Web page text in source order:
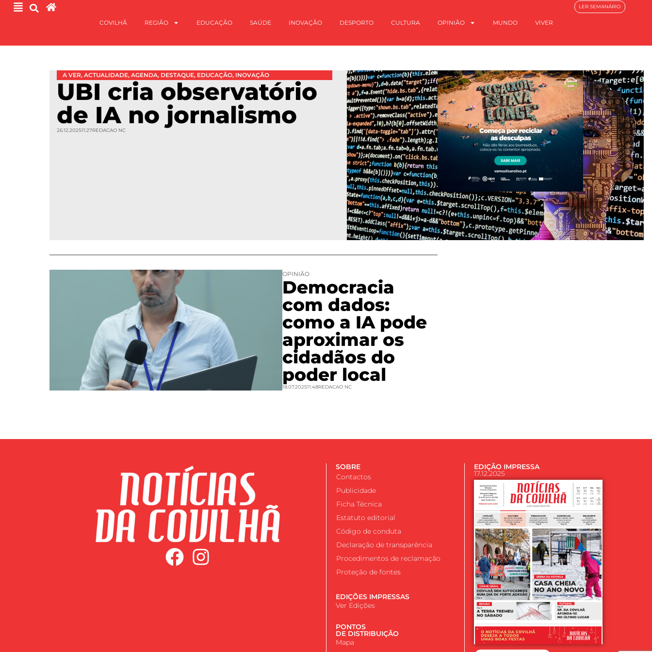
COVILHÃ REGIÃO EDUCAÇÃO SAÚDE INOVAÇÃO DESPORTO CULTURA OPINIÃO MUNDO VIVER
LER SEMANÁRIO
A VER, ACTUALIDADE, AGENDA, DESTAQUE, EDUCAÇÃO, INOVAÇÃO
UBI cria observatório
de IA no jornalismo
26.12.202511:27REDACAO NC
OPINIÃO
Democracia
com dados:
como a IA pode
aproximar os
cidadãos do
poder local
18.07.202511:48REDACAO NC
SOBRE
Contactos
Publicidade
Ficha Técnica
Estatuto editorial
Código de conduta
Declaração de transparência
Procedimentos de reclamação
Proteção de fontes
EDIÇÕES IMPRESSAS
Ver Edições
PONTOS
DE DISTRIBUIÇÃO
Mapa
EDIÇÃO IMPRESSA
17.12.2025